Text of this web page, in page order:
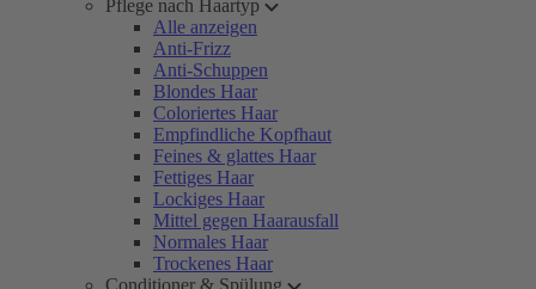
Pflege nach Haartyp
Alle anzeigen
Anti-Frizz
Anti-Schuppen
Blondes Haar
Coloriertes Haar
Empfindliche Kopfhaut
Feines & glattes Haar
Fettiges Haar
Lockiges Haar
Mittel gegen Haarausfall
Normales Haar
Trockenes Haar
Conditioner & Spülung